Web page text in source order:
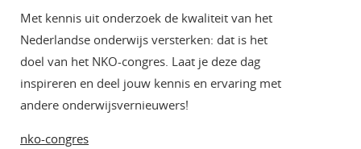
Met kennis uit onderzoek de kwaliteit van het
Nederlandse onderwijs versterken: dat is het
doel van het NKO-congres. Laat je deze dag
inspireren en deel jouw kennis en ervaring met
andere onderwijsvernieuwers!
nko-congres